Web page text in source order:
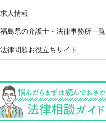
求人情報
福島県の弁護士・法律事務所一覧
法律問題お役立ちサイト